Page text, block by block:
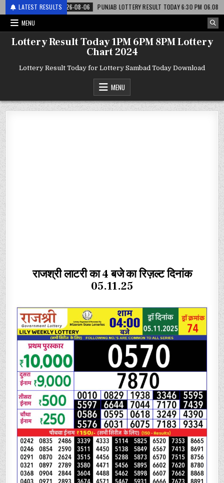
LATEST RESULTS
2026-08-06
PUNJAB LOTTERY RESULT TODAY 6:30 PM 06.08.26 –
MENU
Lottery Result Today 1PM 6PM 8PM Lottery
Chart 2024
Lottery Result Today for Lottery Sambad Today Download
MENU
राजश्री लाटरी का 4 बजे का रिज़ल्ट दिनांक
05.11.25